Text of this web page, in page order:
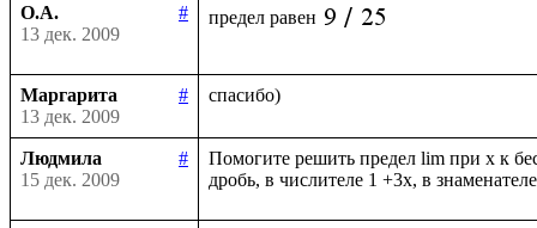
О.А.
#
13 дек. 2009
предел равен
Маргарита
#
13 дек. 2009
Людмила
#
15 дек. 2009
Помогите решить предел lim при х к